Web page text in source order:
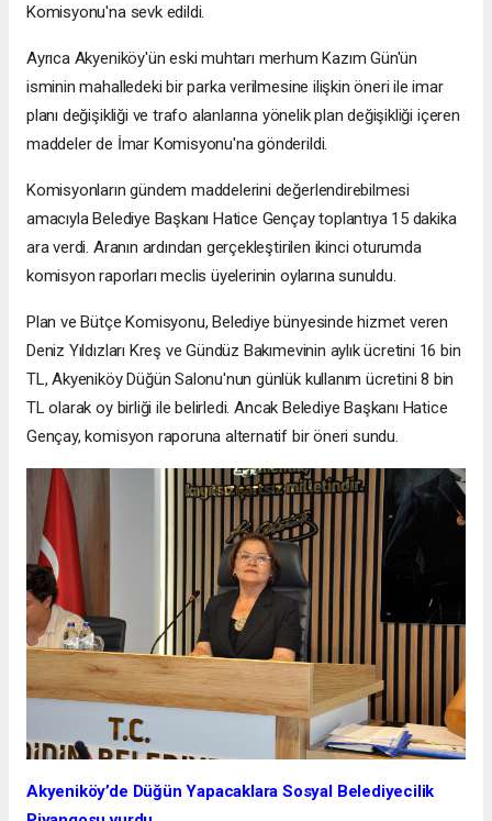
Komisyonu'na sevk edildi.
Ayrıca Akyeniköy'ün eski muhtarı merhum Kazım Gün'ün
isminin mahalledeki bir parka verilmesine ilişkin öneri ile imar
planı değişikliği ve trafo alanlarına yönelik plan değişikliği içeren
maddeler de İmar Komisyonu'na gönderildi.
Komisyonların gündem maddelerini değerlendirebilmesi
amacıyla Belediye Başkanı Hatice Gençay toplantıya 15 dakika
ara verdi. Aranın ardından gerçekleştirilen ikinci oturumda
komisyon raporları meclis üyelerinin oylarına sunuldu.
Plan ve Bütçe Komisyonu, Belediye bünyesinde hizmet veren
Deniz Yıldızları Kreş ve Gündüz Bakımevinin aylık ücretini 16 bin
TL, Akyeniköy Düğün Salonu'nun günlük kullanım ücretini 8 bin
TL olarak oy birliği ile belirledi. Ancak Belediye Başkanı Hatice
Gençay, komisyon raporuna alternatif bir öneri sundu.
Akyeniköy’de Düğün Yapacaklara Sosyal Belediyecilik